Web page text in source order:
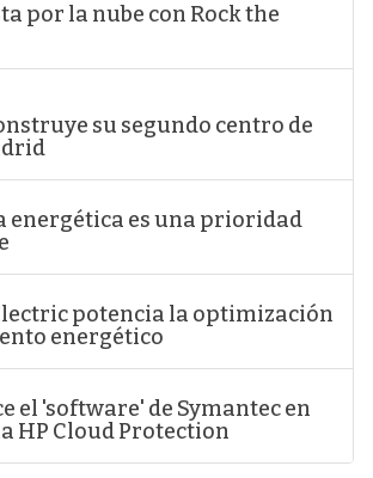
por la nube con Rock the
su segundo centro de
energética es una prioridad
potencia la optimización
energético
el 'software' de Symantec en
HP Cloud Protection